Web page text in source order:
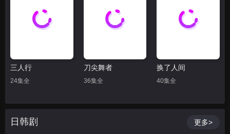
三人行
24集全
刀尖舞者
36集全
换了人间
40集全
日韩剧 更多>